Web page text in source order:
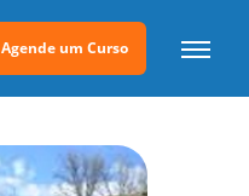
Agende um Curso